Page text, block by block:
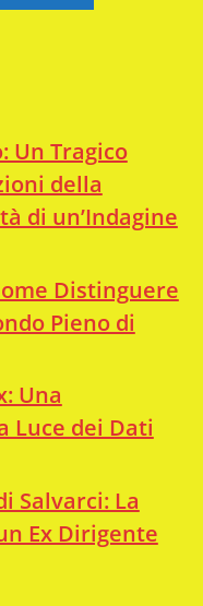
Un Tragico
della
di un’Indagine
Distinguere
Pieno di
Una
Luce dei Dati
Salvarci: La
Ex Dirigente